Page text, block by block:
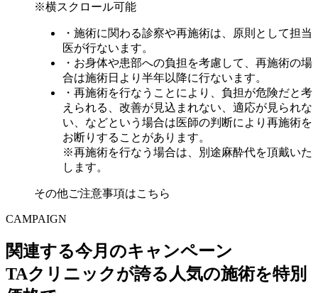
※横スクロール可能
・施術に関わる診察や再施術は、原則として担当
医が行ないます。
・お身体や患部への負担を考慮して、再施術の場
合は施術日より半年以降に行ないます。
・再施術を行なうことにより、負担が危険だと考
えられる、改善が見込まれない、適応が見られな
い、などという場合は医師の判断により再施術を
お断りすることがあります。
※再施術を行なう場合は、別途麻酔代を頂戴いた
します。
その他ご注意事項はこちら
CAMPAIGN
関連する今月のキャンペーン
TAクリニックが誇る人気の施術を特別